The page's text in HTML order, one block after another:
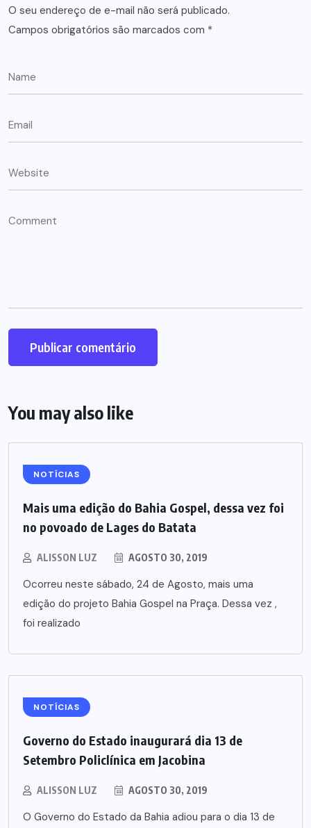
O seu endereço de e-mail não será publicado.
Campos obrigatórios são marcados com *
You may also like
NOTÍCIAS
Mais uma edição do Bahia Gospel, dessa vez foi
no povoado de Lages do Batata
ALISSON LUZ AGOSTO 30, 2019
Ocorreu neste sábado, 24 de Agosto, mais uma
edição do projeto Bahia Gospel na Praça. Dessa vez ,
foi realizado
NOTÍCIAS
Governo do Estado inaugurará dia 13 de
Setembro Policlínica em Jacobina
ALISSON LUZ AGOSTO 30, 2019
O Governo do Estado da Bahia adiou para o dia 13 de